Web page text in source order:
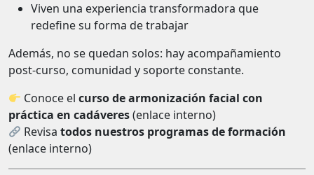
Viven una experiencia transformadora que
redefine su forma de trabajar
Además, no se quedan solos: hay acompañamiento
post-curso, comunidad y soporte constante.
Conoce elcurso de armonización facial con
práctica en cadáveres(enlace interno)
Revisatodos nuestros programas de formación
(enlace interno)